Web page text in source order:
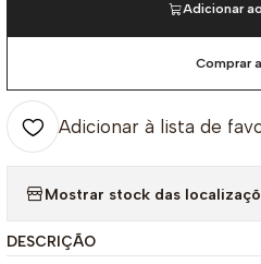
Adicionar
Comprar
Adicionar à lista de
Mostrar stock das
DESCRIÇÃO